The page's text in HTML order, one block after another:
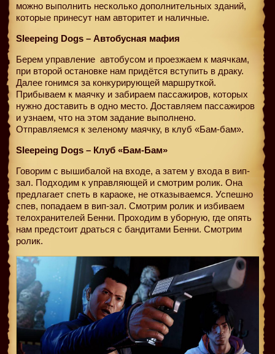
можно выполнить несколько дополнительных зданий,
которые принесут нам авторитет и наличные.
Sleepeing Dogs – Автобусная мафия
Берем управление автобусом и проезжаем к маячкам,
при второй остановке нам придётся вступить в драку.
Далее гонимся за конкурирующей маршруткой.
Прибываем к маячку и забираем пассажиров, которых
нужно доставить в одно место. Доставляем пассажиров
и узнаем, что на этом задание выполнено.
Отправляемся к зеленому маячку, в клуб «Бам-бам».
Sleepeing Dogs – Клуб «Бам-Бам»
Говорим с вышибалой на входе, а затем у входа в вип-
зал. Подходим к управляющей и смотрим ролик. Она
предлагает спеть в караоке, не отказываемся. Успешно
спев, попадаем в вип-зал. Смотрим ролик и избиваем
телохранителей Бенни. Проходим в уборную, где опять
нам предстоит драться с бандитами Бенни. Смотрим
ролик.